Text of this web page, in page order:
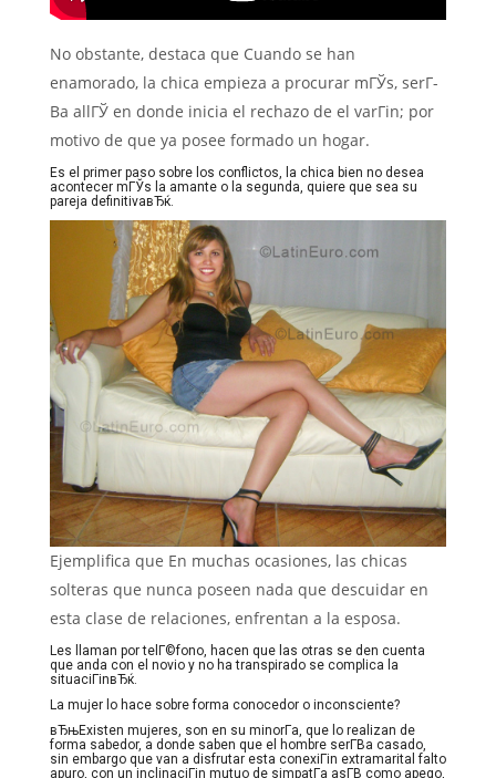
No obstante, destaca que Cuando se han
enamorado, la chica empieza a procurar mГЎs, serГ­
В­a allГЎ en donde inicia el rechazo de el varГіn; por
motivo de que ya posee formado un hogar.
Es el primer paso sobre los conflictos, la chica bien no desea
acontecer mГЎs la amante o la segunda, quiere que sea su
pareja definitivaвЂќ.
Ejemplifica que En muchas ocasiones, las chicas
solteras que nunca poseen nada que descuidar en
esta clase de relaciones, enfrentan a la esposa.
Les llaman por telГ©fono, hacen que las otras se den cuenta
que anda con el novio y no ha transpirado se complica la
situaciГіnвЂќ.
La mujer lo hace sobre forma conocedor o inconsciente?
вЂњExisten mujeres, son en su minorГ­a, que lo realizan de
forma sabedor, a donde saben que el hombre serГ­В­a casado,
sin embargo que van a disfrutar esta conexiГіn extramarital falto
apuro, con un inclinaciГіn mutuo de simpatГ­a asГ­В­ como apego,